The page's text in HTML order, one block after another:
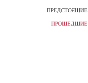
ПРЕДСТОЯЩИЕ
ПРОШЕДШИЕ